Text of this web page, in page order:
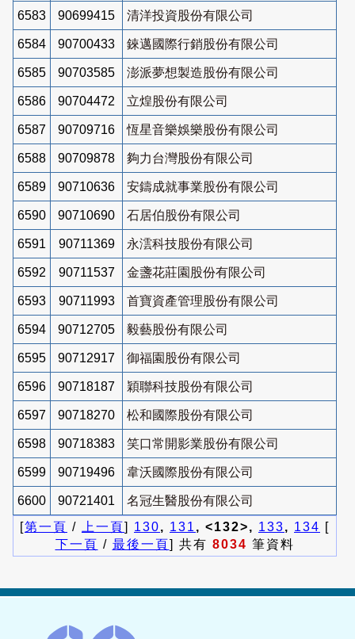
6583 90699415 清洋投資股份有限公司
6584 90700433 錸邁國際行銷股份有限公司
6585 90703585 澎派夢想製造股份有限公司
6586 90704472 立煌股份有限公司
6587 90709716 恆星音樂娛樂股份有限公司
6588 90709878 夠力台灣股份有限公司
6589 90710636 安鑄成就事業股份有限公司
6590 90710690 石居伯股份有限公司
6591 90711369 永澐科技股份有限公司
6592 90711537 金盞花莊園股份有限公司
6593 90711993 首寶資產管理股份有限公司
6594 90712705 毅藝股份有限公司
6595 90712917 御福園股份有限公司
6596 90718187 穎聯科技股份有限公司
6597 90718270 松和國際股份有限公司
6598 90718383 笑口常開影業股份有限公司
6599 90719496 韋沃國際股份有限公司
6600 90721401
名冠生醫股份有限公司
[第一頁 / 上一頁] 130, 131 , <132>, 133, 134 [
下一頁 / 最後一頁] 共有 8034 筆資料